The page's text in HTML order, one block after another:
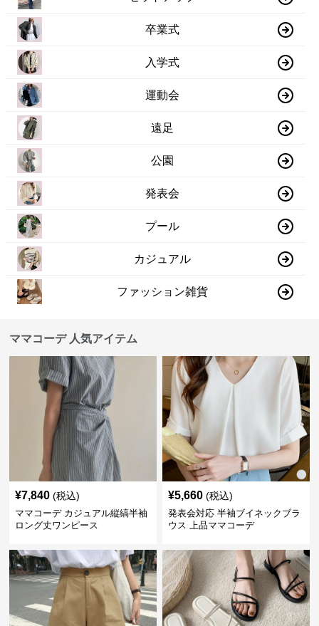
卒業式
入学式
運動会
遠足
公園
発表会
プール
カジュアル
ファッション雑貨
ママコーデ 人気アイテム
¥7,840 (税込)
ママコーデ カジュアル縦縞半袖
ロング丈ワンピース
¥5,660 (税込)
発表会対応 半袖ブイネックブラ
ウス 上品ママコーデ